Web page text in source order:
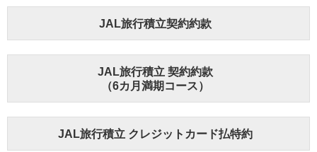
JAL旅行積立契約約款
JAL旅行積立 契約約款
（6カ月満期コース）
JAL旅行積立 クレジットカード払特約